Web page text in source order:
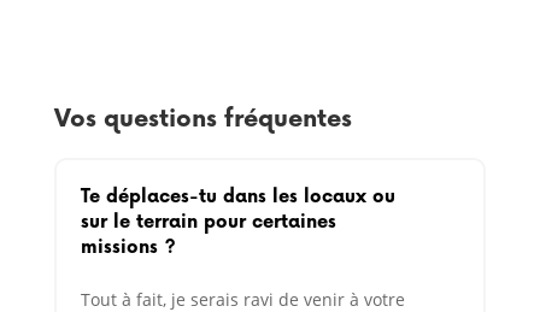
Vos questions fréquentes
Te déplaces-tu dans les locaux ou
sur le terrain pour certaines
missions ?
Tout à fait, je serais ravi de venir à votre